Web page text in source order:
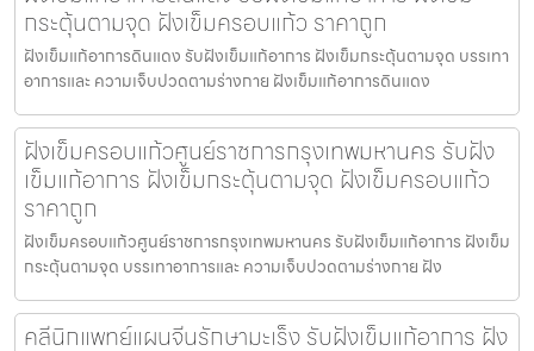
กระตุ้นตามจุด ฝังเข็มครอบแก้ว ราคาถูก
ฝังเข็มแก้อาการดินแดง รับฝังเข็มแก้อาการ ฝังเข็มกระตุ้นตามจุด บรรเทา
อาการและ ความเจ็บปวดตามร่างกาย ฝังเข็มแก้อาการดินแดง
ฝังเข็มครอบแก้วศูนย์ราชการกรุงเทพมหานคร รับฝัง
เข็มแก้อาการ ฝังเข็มกระตุ้นตามจุด ฝังเข็มครอบแก้ว
ราคาถูก
ฝังเข็มครอบแก้วศูนย์ราชการกรุงเทพมหานคร รับฝังเข็มแก้อาการ ฝังเข็ม
กระตุ้นตามจุด บรรเทาอาการและ ความเจ็บปวดตามร่างกาย ฝัง
คลีนิกแพทย์แผนจีนรักษามะเร็ง รับฝังเข็มแก้อาการ ฝัง